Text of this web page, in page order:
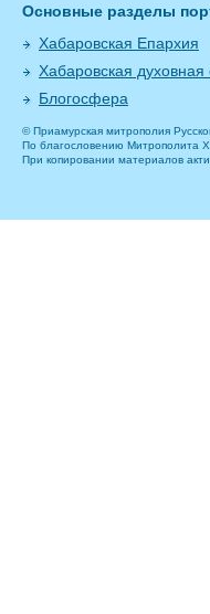
Основные разделы
Хабаровская Епархия
Хабаровская
Блогосфера
© Приамурская митрополия
По благословению Митрополита
При копировании материалов